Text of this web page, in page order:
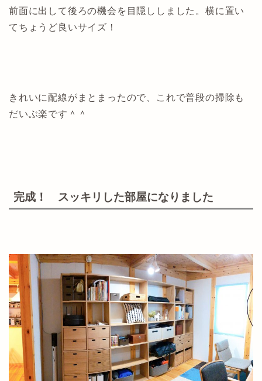
前面に出して後ろの機会を目隠ししました。横に置い
てちょうど良いサイズ！
きれいに配線がまとまったので、これで普段の掃除も
だいぶ楽です＾＾
完成！ スッキリした部屋になりました